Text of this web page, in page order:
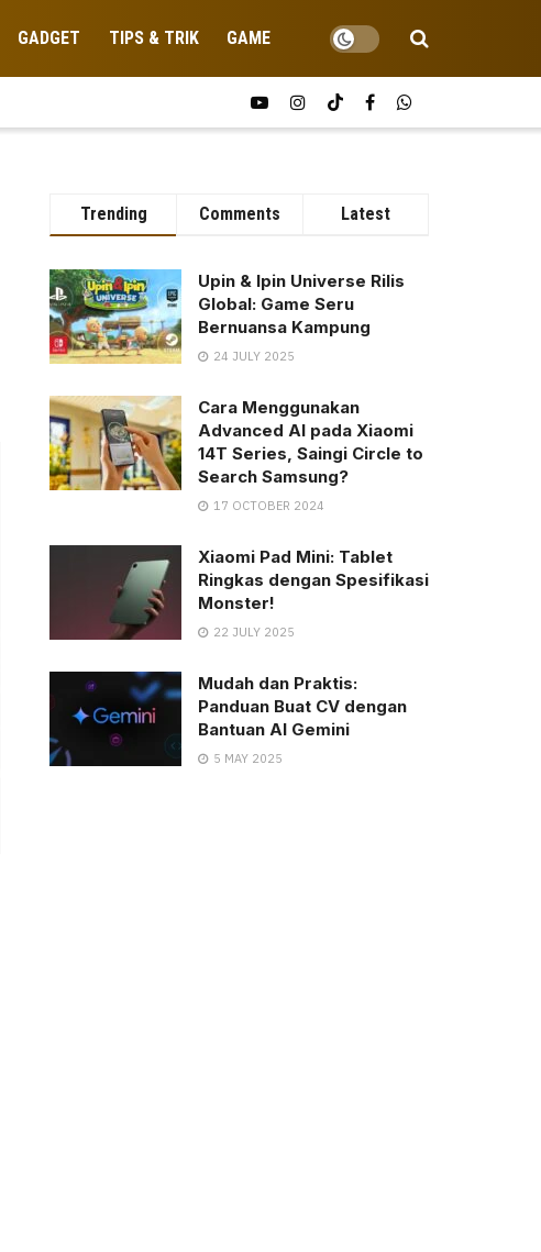
GADGET TIPS & TRIK GAME
Trending Comments Latest
Upin & Ipin Universe Rilis
Global: Game Seru
Bernuansa Kampung
24 JULY 2025
Cara Menggunakan
Advanced AI pada Xiaomi
14T Series, Saingi Circle to
Search Samsung?
17 OCTOBER 2024
Xiaomi Pad Mini: Tablet
Ringkas dengan Spesifikasi
Monster!
22 JULY 2025
Mudah dan Praktis:
Panduan Buat CV dengan
Bantuan AI Gemini
5 MAY 2025